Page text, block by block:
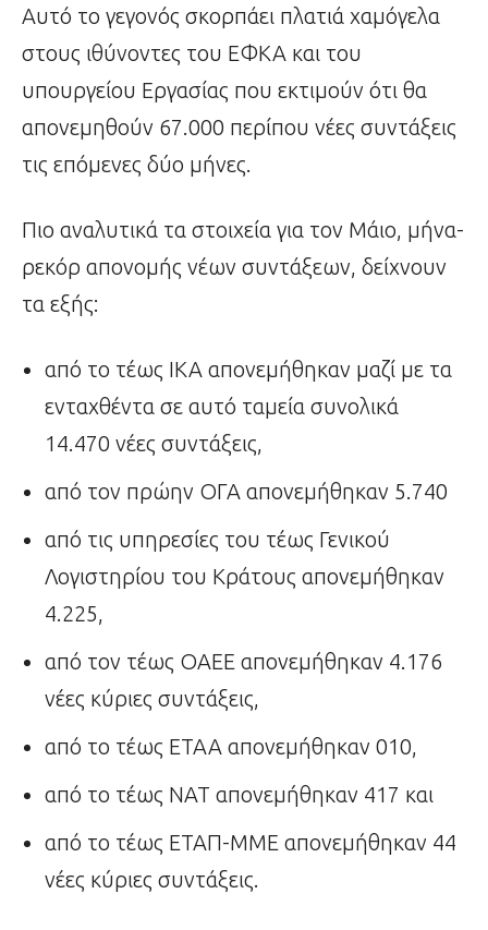
Αυτό το γεγονός σκορπάει πλατιά χαμόγελα
στους ιθύνοντες του ΕΦΚΑ και του
υπουργείου Εργασίας που εκτιμούν ότι θα
απονεμηθούν 67.000 περίπου νέες συντάξεις
τις επόμενες δύο μήνες.
Πιο αναλυτικά τα στοιχεία για τον Μάιο, μήνα-
ρεκόρ απονομής νέων συντάξεων, δείχνουν
τα εξής:
από το τέως ΙΚΑ απονεμήθηκαν μαζί με τα
ενταχθέντα σε αυτό ταμεία συνολικά
14.470 νέες συντάξεις,
από τον πρώην ΟΓΑ απονεμήθηκαν 5.740
από τις υπηρεσίες του τέως Γενικού
Λογιστηρίου του Κράτους απονεμήθηκαν
4.225,
από τον τέως ΟΑΕΕ απονεμήθηκαν 4.176
νέες κύριες συντάξεις,
από το τέως ΕΤΑΑ απονεμήθηκαν 010,
από το τέως ΝΑΤ απονεμήθηκαν 417 και
από το τέως ΕΤΑΠ-ΜΜΕ απονεμήθηκαν 44
νέες κύριες συντάξεις.